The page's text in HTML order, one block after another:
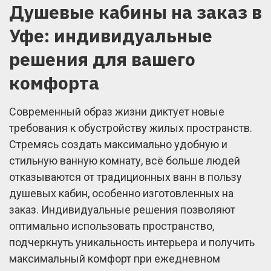
Душевые кабины на заказ в
Уфе: индивидуальные
решения для вашего
комфорта
Современный образ жизни диктует новые
требования к обустройству жилых пространств.
Стремясь создать максимально удобную и
стильную ванную комнату, всё больше людей
отказываются от традиционных ванн в пользу
душевых кабин, особенно изготовленных на
заказ. Индивидуальные решения позволяют
оптимально использовать пространство,
подчеркнуть уникальность интерьера и получить
максимальный комфорт при ежедневном